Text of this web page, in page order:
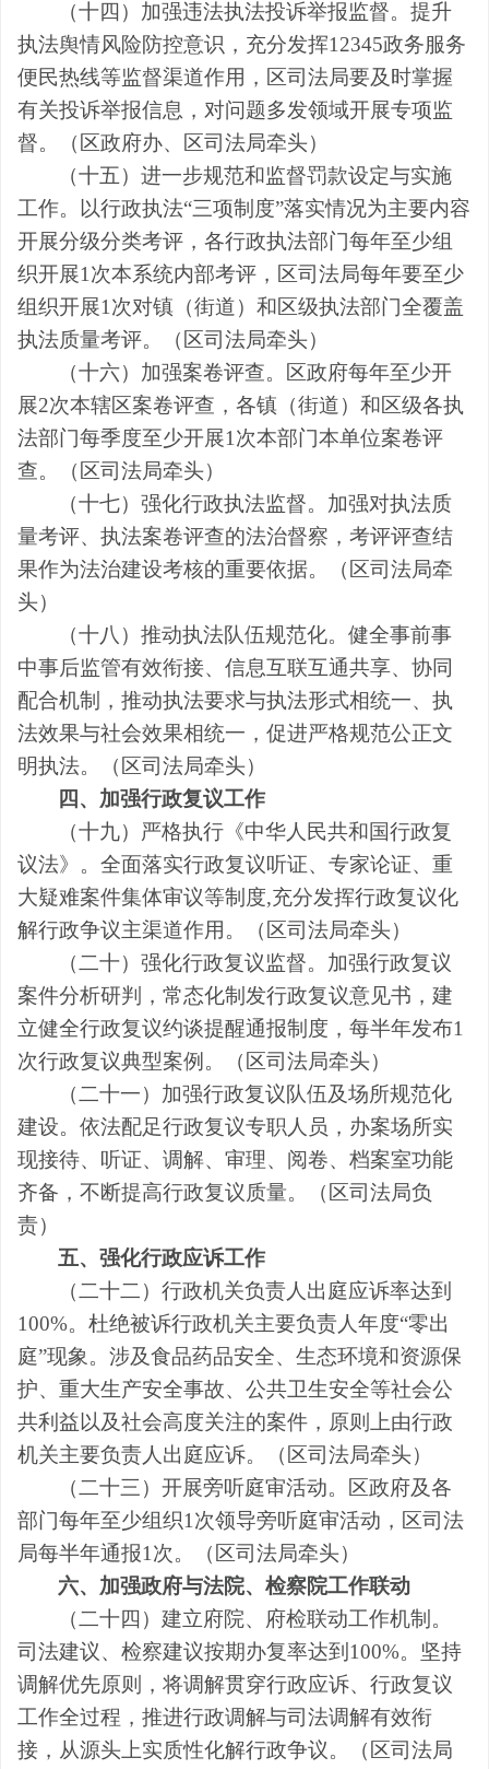
（十四）加强违法执法投诉举报监督。提升
执法舆情风险防控意识，充分发挥12345政务服务
便民热线等监督渠道作用， 区司法局要及时掌握
有关投诉举报信息， 对问题多发领域开展专项监
督。
（区政府办、 区司法局牵头）
（十五）进一步规范和监督罚款设定与实施
工作。
以行政执法“三项制度”落实情况为主要内容
开展分级分类考评 ， 各行政执法部门每年至少组
织开展1 次本系统内部考评， 区司法局每年要至少
组织开展1 次对镇 （街道） 和 区级执法部门全覆盖
执法质量考评。
（ 区司法局牵头）
（十六）加强案卷评查。
区政府每年至少开
展2次本辖区案卷评查，各镇 （街道） 和 区级各执
法部门每季度至少开展1 次本部门本单位案卷评
查。
（ 区司法局牵头）
（十七）强化行政执法监督。 加强对执法质
量考评、 执法案卷评查的法治督察，考评评查结
果作为法治建设考核的重要依据。 （ 区司法局牵
头）
（十八）推动执法队伍规范化。健全事前事
中事后监管有效衔接、信息互联互通共享、协同
配合机制，推动执法要求与执法形式相统一、执
法效果与社会效果相统一，促进严格规范公正文
明执法。
（ 区司法局牵头）
四、加强行政复议工作
（十九）严格执行《中华人民共和国行政复
议法》。 全面落实行政复议听证、专家论证、重
大疑难案件集体审议等制度,充分发挥行政复议化
解行政争议主渠道作用。
（ 区司法局牵头）
（二十）强化行政复议监督。 加强行政复议
案件分析研判，常态化制发行政复议意见书，建
立健全行政复议约谈提醒通报制度，每半年发布1
次行政复议典型案例。
（ 区司法局牵头）
（二十一）加强行政复议队伍及场所规范化
建设。 依法配足行政复议专职人员，办案场所实
现接待、听证、调解、审理、阅卷、档案室功能
齐备，不断提高行政复议质量。
（ 区司法局负
责）
五、强化行政应诉工作
（二十二）行政机关负责人出庭应诉率达到
100%。 杜绝被诉行政机关主要负责人年度“零出
庭”现象。涉及食品药品安全、生态环境和资源保
护、重大生产安全事故、公共卫生安全等社会公
共利益以及社会高度关注的案件，原则上由行政
机关主要负责人出庭应诉。
（ 区司法局牵头）
（二十三）开展旁听庭审活动。
区政府及各
部门每年至少组织1 次领导旁听庭审活动， 区司法
局每半年通报1 次。 （ 区司法局牵头）
六、加强政府与法院、检察院工作联动
（二十四）建立府院、府检联动工作机制。
司法建议、检察建议按期办复率达到 100%。坚持
调解优先原则，将调解贯穿行政应诉、行政复议
工作全过程，推进行政调解与司法调解有效衔
接，从源头上实质性化解行政争议。
（ 区司法局